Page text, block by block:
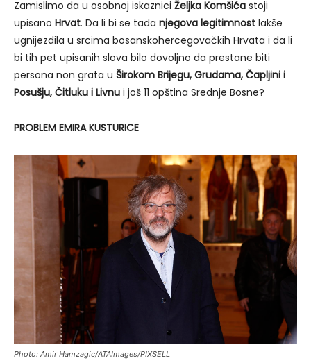
Zamislimo da u osobnoj iskaznici Željka Komšića stoji
upisano Hrvat. Da li bi se tada njegova legitimnost lakše
ugnijezdila u srcima bosanskohercegovačkih Hrvata i da li
bi tih pet upisanih slova bilo dovoljno da prestane biti
persona non grata u Širokom Brijegu, Grudama, Čapljini i
Posušju, Čitluku i Livnu i još 11 opština Srednje Bosne?
PROBLEM EMIRA KUSTURICE
Photo: Amir Hamzagic/ATAImages/PIXSELL